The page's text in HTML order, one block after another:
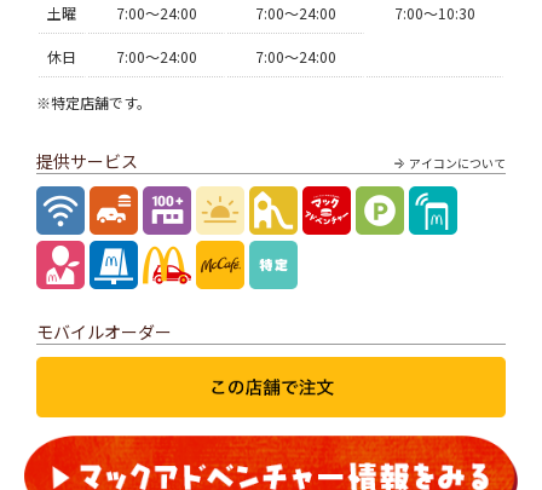
7:00〜10:30
土曜 7:00〜24:00 7:00〜24:00
休日 7:00〜24:00 7:00〜24:00
※特定店舗です。
アイコンについて
提供サービス
モバイルオーダー